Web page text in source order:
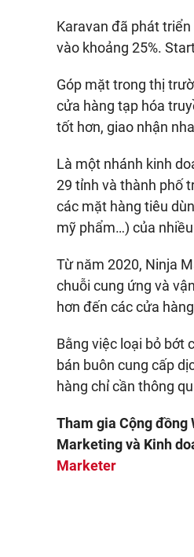
Karavan đã phát
vào khoảng 25%.
Góp mặt trong thị
cửa hàng tạp hóa
tốt hơn, giao nhận
Là một nhánh kinh
29 tỉnh và thành phố
các mặt hàng tiêu
mỹ phẩm…) của
Từ năm 2020, Ninja
chuỗi cung ứng và
hơn đến các cửa
Bằng việc loại bỏ bớt
bán buôn cung cấp
hàng chỉ cần thông
Tham gia Cộng đồng
Marketing và Kinh
Marketer